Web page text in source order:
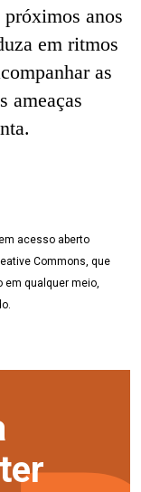
anos
em ritmos
as
ameaças
acesso aberto
Commons, que
qualquer meio,